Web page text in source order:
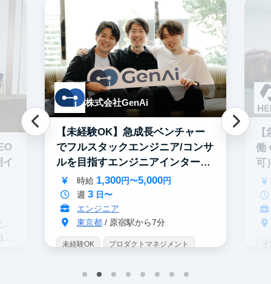
株式会社GenAi
【未経験OK】急成長ベンチャー
でフルスタックエンジニア/コンサ
ルを目指すエンジニアインター
ン！時給 1,300円〜5,000円
週 3日〜
エンジニア
東京都/ 原宿駅から7分
未経験OK プロダクトマネジメント
働
可